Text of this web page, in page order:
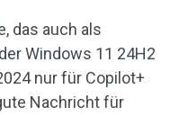
das auch als
Windows 11 24H2
nur für Copilot+
Nachricht für